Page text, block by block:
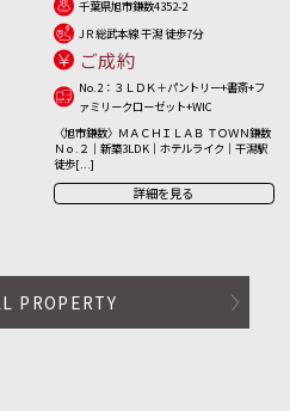
千葉県旭市鎌数4352-2
JＲ総武本線 干潟 徒歩7分
ご成約
No.2：３ＬＤＫ＋パントリー+書斎+フ
ァミリークローゼット+WIC
〈旭市鎌数〉ＭＡＣＨＩＬＡＢ ＴＯＷＮ鎌数
Ｎｏ.２｜新築3LDK｜ホテルライク｜干潟駅
徒歩[...]
詳細を見る
PROPERTY